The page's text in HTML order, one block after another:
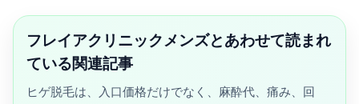
フレイアクリニックメンズとあわせて読まれ
ている関連記事
ヒゲ脱毛は、入口価格だけでなく、麻酔代、痛み、回